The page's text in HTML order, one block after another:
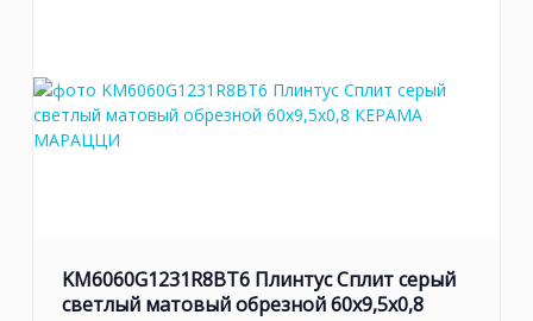
KM6060G1231R8BT6 Плинтус Сплит серый
светлый матовый обрезной 60x9,5x0,8